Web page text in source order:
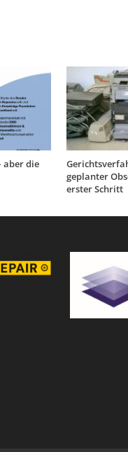
aber die
geplanter
erster Schritt